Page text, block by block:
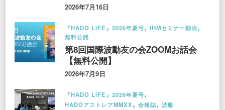
2026年7月16日
『HADO LIFE』2026年夏号
IHMセミナー動画
無料公開
第8回国際波動友の会ZOOMお話会
【無料公開】
2026年7月9日
『HADO LIFE』2026年夏号
HADOアストレアMMXX
会報誌 波動